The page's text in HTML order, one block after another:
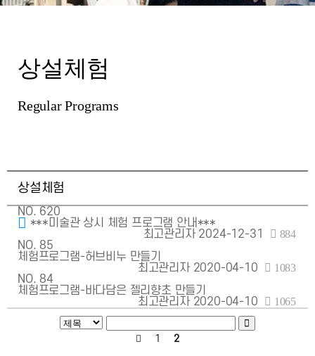
상설체험
Regular Programs
상설체험
NO. 620
***미술관 상시 체험 프로그램 안내***
최고관리자 2024-12-31 884
NO.85
체험프로그램-허브비누 만들기
최고관리자 2020-04-10 1083
NO.84
체험프로그램-바다담은 젤리향초 만들기
최고관리자 2020-04-10 1065
1 2